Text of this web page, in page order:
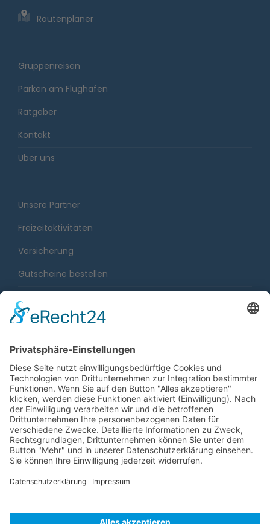
Routenplaner
Gruppenreisen
Parken am Flughafen
Ratgeber
Kontakt
Über uns
Unsere Partner
Freizeitaktivitäten
Versicherung
Gutscheine bestellen
Cookie-Einstellungen
Impressum
Sitemap
Datenschutz
Barrierefreiheit
Gewinnspiele
Fahrgastrechtenovelle